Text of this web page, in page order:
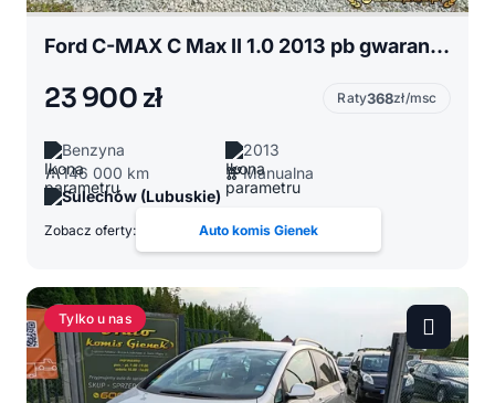
Ford C-MAX C Max II 1.0 2013 pb gwarancja pl tej.top auto
23 900 zł Raty368zł/msc
Benzyna
2013
146 000 km
Manualna
Sulechów (Lubuskie)
Zobacz oferty: Auto komis Gienek
Tylko u nas